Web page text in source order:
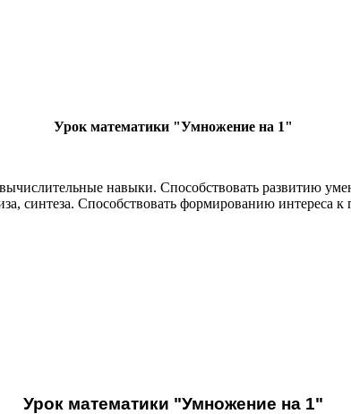
Урок математики "Умножение на 1"
навыки. Способствовать развитию
синтеза. Способствовать формированию интереса к
Урок математики "Умножение на 1"